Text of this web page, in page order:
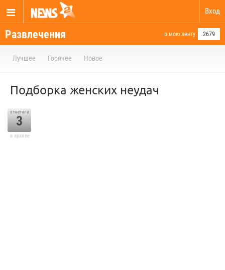
Вход
Развлечения в мою ленту 2679
Лучшее Горячее Новое
Подборка женских неудач
отметили
3
в архиве